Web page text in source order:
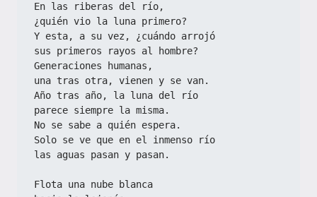
En las riberas del río,
¿quién vio la luna primero?
Y esta, a su vez, ¿cuándo arrojó
sus primeros rayos al hombre?
Generaciones humanas,
una tras otra, vienen y se van.
Año tras año, la luna del río
parece siempre la misma.
No se sabe a quién espera.
Solo se ve que en el inmenso río
las aguas pasan y pasan.
Flota una nube blanca